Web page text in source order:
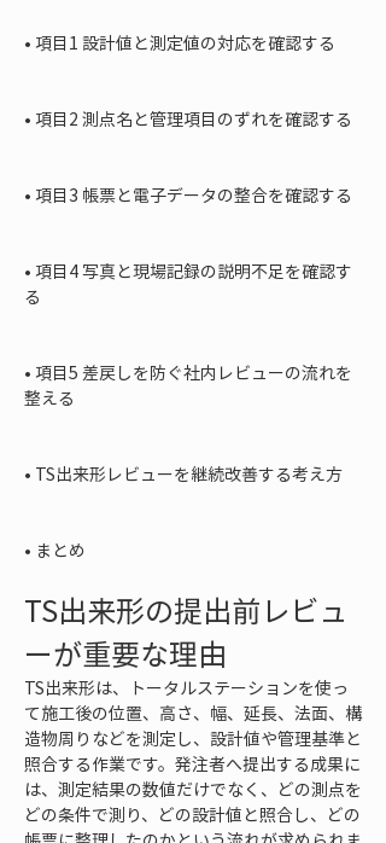
• 項目1 設計値と測定値の対応を確認する
• 項目2 測点名と管理項目のずれを確認する
• 項目3 帳票と電子データの整合を確認する
• 項目4 写真と現場記録の説明不足を確認す
る
• 項目5 差戻しを防ぐ社内レビューの流れを
整える
• TS出来形レビューを継続改善する考え方
• まとめ
TS出来形の提出前レビュ
ーが重要な理由
TS出来形は、トータルステーションを使っ
て施工後の位置、高さ、幅、延長、法面、構
造物周りなどを測定し、設計値や管理基準と
照合する作業です。発注者へ提出する成果に
は、測定結果の数値だけでなく、どの測点を
どの条件で測り、どの設計値と照合し、どの